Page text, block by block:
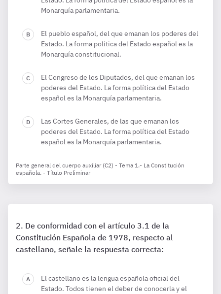
Monarquía parlamentaria.
El pueblo español, del que emanan los poderes del
Estado. La forma política del Estado español es la
Monarquía constitucional.
El Congreso de los Diputados, del que emanan los
poderes del Estado. La forma política del Estado
español es la Monarquía parlamentaria.
Las Cortes Generales, de las que emanan los
poderes del Estado. La forma política del Estado
español es la Monarquía parlamentaria.
Parte general del cuerpo auxiliar (C2) - Tema 1.- La Constitución
española. - Título Preliminar
De conformidad con el artículo 3.1 de la
Constitución Española de 1978, respecto al
castellano, señale la respuesta correcta:
El castellano es la lengua española oficial del
Estado. Todos tienen el deber de conocerla y el